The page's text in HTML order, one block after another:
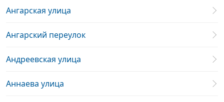
Ангарская улица
Ангарский переулок
Андреевская улица
Аннаева улица